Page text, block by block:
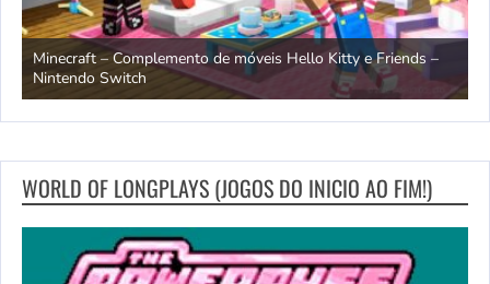
Minecraft – Complemento de móveis Hello Kitty e Friends –
Nintendo Switch
WORLD OF LONGPLAYS (JOGOS DO INICIO AO FIM!)